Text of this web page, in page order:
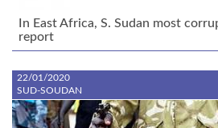
In East Africa, S. Sudan most
report
22/01/2020
SUD-SOUDAN